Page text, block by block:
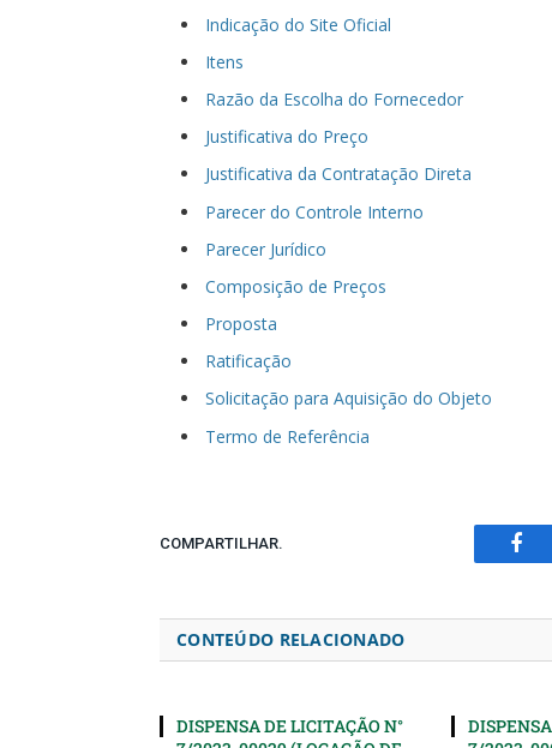
Indicação do Site Oficial
Itens
Razão da Escolha do Fornecedor
Justificativa do Preço
Justificativa da Contratação Direta
Parecer do Controle Interno
Parecer Jurídico
Composição de Preços
Proposta
Ratificação
Solicitação para Aquisição do Objeto
Termo de Referência
COMPARTILHAR.
CONTEÚDO RELACIONADO
DISPENSA DE LICITAÇÃO N°